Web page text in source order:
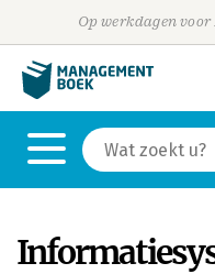
Op werkdagen